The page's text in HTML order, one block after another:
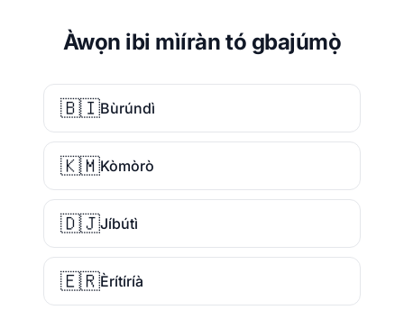
Àwọn ibi mìíràn tó gbajúmọ̀
🇧🇮Bùrúndì
🇰🇲Kòmòrò
🇩🇯Jíbútì
🇪🇷Èrítíríà